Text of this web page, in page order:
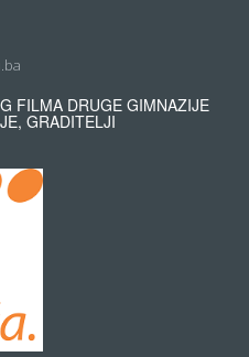
FILMA DRUGE GIMNAZIJE
GRADITELJI